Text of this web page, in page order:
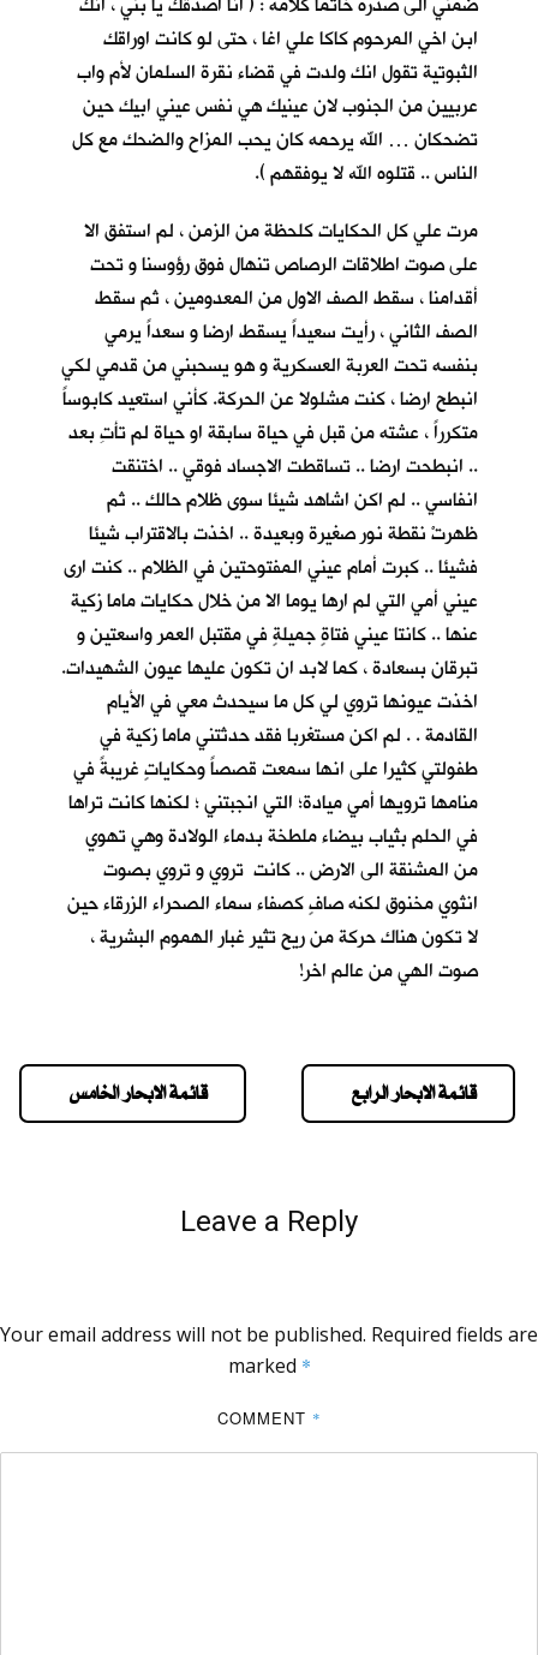
ابن اخي المرحوم كاكا علي اغا ، حتى لو كانت اوراقك
الثبوتية تقول انك ولدت في قضاء نقرة السلمان لأم واب
عربيين من الجنوب لان عينيك هي نفس عيني ابيك حين
تضحكان … الله يرحمه كان يحب المزاح والضحك مع كل
الناس .. قتلوه الله لا يوفقهم ).
مرت علي كل الحكايات كلحظة من الزمن ، لم استفق الا
على صوت اطلاقات الرصاص تنهال فوق رؤوسنا و تحت
أقدامنا ، سقط الصف الاول من المعدومين ، ثم سقط
الصف الثاني ، رأيت سعيداً يسقط ارضا و سعداً يرمي
بنفسه تحت العربة العسكرية و هو يسحبني من قدمي لكي
انبطح ارضا ، كنت مشلولا عن الحركة. كأني استعيد كابوساً
متكرراً ، عشته من قبل في حياة سابقة او حياة لم تأتِ بعد
.. انبطحت ارضا .. تساقطت الاجساد فوقي .. اختنقت
انفاسي .. لم اكن اشاهد شيئا سوى ظلام حالك .. ثم
ظهرتْ نقطة نور صغيرة وبعيدة .. اخذت بالاقتراب شيئا
فشيئا .. كبرت أمام عيني المفتوحتين في الظلام .. كنت ارى
عيني أمي التي لم ارها يوما الا من خلال حكايات ماما زكية
عنها .. كانتا عيني فتاةٍ جميلةٍ في مقتبل العمر واسعتين و
تبرقان بسعادة ، كما لابد ان تكون عليها عيون الشهيدات.
اخذت عيونها تروي لي كل ما سيحدث معي في الأيام
القادمة . . لم اكن مستغربا فقد حدثتني ماما زكية في
طفولتي كثيرا على انها سمعت قصصاً وحكاياتٍ غريبةً في
منامها ترويها أمي ميادة؛ التي انجبتني ؛ لكنها كانت تراها
في الحلم بثياب بيضاء ملطخة بدماء الولادة وهي تهوي
من المشنقة الى الارض .. كانت تروي و تروي بصوت
انثوي مخنوق لكنه صافٍ كصفاء سماء الصحراء الزرقاء حين
لا تكون هناك حركة من ريح تثير غبار الهموم البشرية ،
صوت الهي من عالم اخر!
قائمة الابحار الخامس قائمة الابحار الرابع
Leave a Reply
Your email address will not be published. Required fields are
marked *
COMMENT *